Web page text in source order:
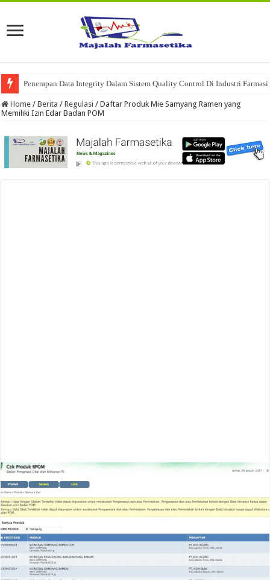
Penerapan Data Integrity Dalam Sistem Quality Control Di Industri Farmasi
Home / Berita / Regulasi / Daftar Produk Mie Samyang Ramen yang
Memiliki Izin Edar Badan POM